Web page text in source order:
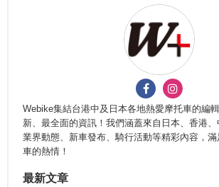
Webike集結台港中及日本各地熱愛摩托車的編
新、最全面的資訊！我們涵蓋來自日本、香港
業界動態、新車發布、騎行活動等精彩內容，
車的熱情！
最新文章